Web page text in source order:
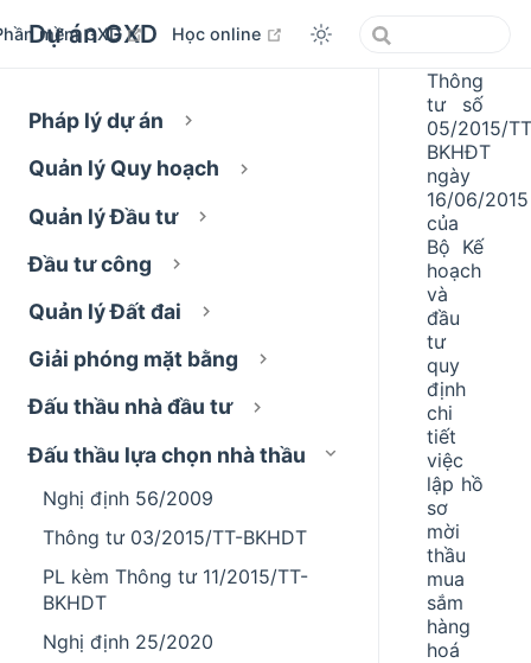
Dự án GXD
mềm GXD open in new window
Học online open in new window
Pháp lý dự án
Quản lý Quy hoạch
Quản lý Đầu tư
Đầu tư công
Quản lý Đất đai
Giải phóng mặt bằng
Đấu thầu nhà đầu tư
Đấu thầu lựa chọn nhà thầu
Nghị định 56/2009
Thông tư 03/2015/TT-BKHDT
PL kèm Thông tư 11/2015/TT-
BKHDT
Nghị định 25/2020
Thông
tư số
05/2015/
BKHĐT
ngày
16/06/2015
của
Bộ Kế
hoạch
và
đầu
tư
quy
định
chi
tiết
việc
lập hồ
sơ
mời
thầu
mua
sắm
hàng
hoá